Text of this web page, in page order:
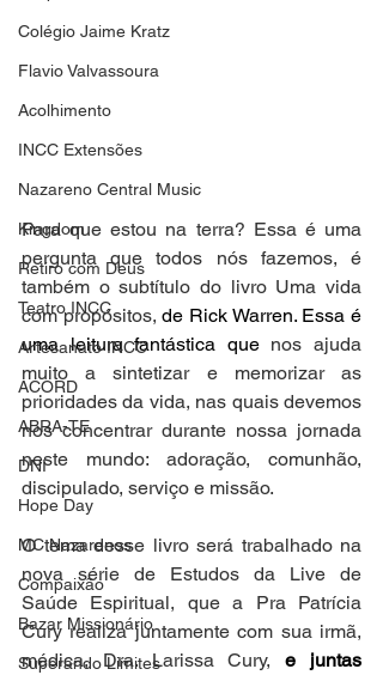
Colégio Jaime Kratz
Flavio Valvassoura
Acolhimento
INCC Extensões
Nazareno Central Music
Kingdom
Retiro com Deus
Teatro INCC
Artesanato INCC
ACORD
ABRA-TE
DNI
Hope Day
MC Nazarenos
Compaixão
Bazar Missionário
Superando Limites
Para que estou na terra? Essa é uma
pergunta que todos nós fazemos, é
também o subtítulo do livro Uma vida
com propósitos, de Rick Warren. Essa é
uma leitura fantástica que nos ajuda
muito a sintetizar e memorizar as
prioridades da vida, nas quais devemos
nos concentrar durante nossa jornada
neste mundo: adoração, comunhão,
discipulado, serviço e missão.
O tema desse livro será trabalhado na
nova série de Estudos da Live de
Saúde Espiritual, que a Pra Patrícia
Cury realiza juntamente com sua irmã,
médica, Dra. Larissa Cury, e juntas